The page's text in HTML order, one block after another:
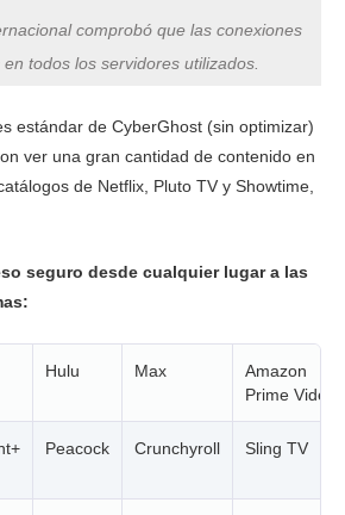
comprobó que las conexiones
todos los servidores utilizados.
estándar de CyberGhost (sin optimizar)
ver una gran cantidad de contenido en
de Netflix, Pluto TV y Showtime,
seguro desde cualquier lugar a las
Hulu Max
Amazon
Prime Video
Peacock Crunchyroll Sling TV